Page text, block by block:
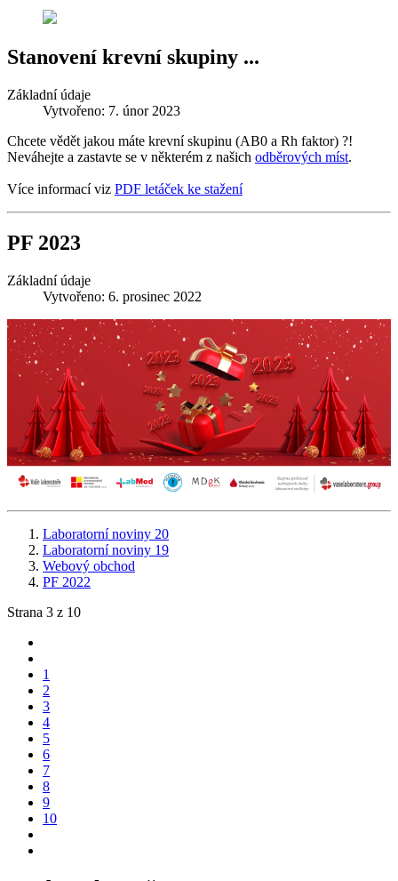
Stanovení krevní skupiny ...
Základní údaje
Vytvořeno: 7. únor 2023
Chcete vědět jakou máte krevní skupinu (AB0 a Rh faktor) ?!
Neváhejte a zastavte se v některém z našich odběrových míst.
Více informací viz PDF letáček ke stažení
PF 2023
Základní údaje
Vytvořeno: 6. prosinec 2022
Laboratorní noviny 20
Laboratorní noviny 19
Webový obchod
PF 2022
Strana 3 z 10
1
2
3
4
5
6
7
8
9
10